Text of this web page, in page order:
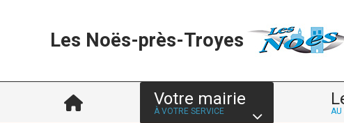
Les Noës-près-Troyes
Votre mairie
À VOTRE SERVICE AU